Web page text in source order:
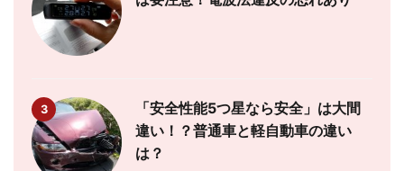
3
「安全性能5つ星なら安全」は大間
違い！？普通車と軽自動車の違い
は？